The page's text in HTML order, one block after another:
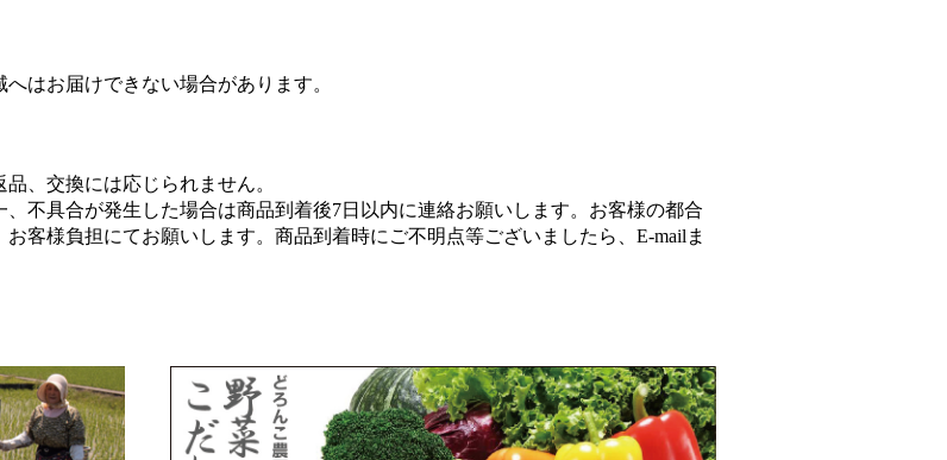
はお届けできない場合があります。
、交換には応じられません。
不具合が発生した場合は商品到着後7日以内に連絡お願いします。お客様の都合
客様負担にてお願いします。商品到着時にご不明点等ございましたら、E-mailま